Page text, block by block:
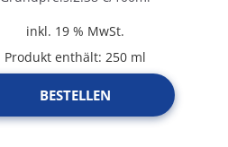
inkl. 19 % MwSt.
Produkt enthält: 250 ml
BESTELLEN